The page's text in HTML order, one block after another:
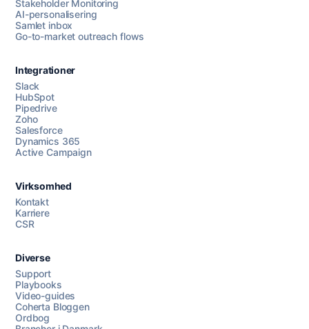
Chat med os
AI Campaign Assist
Stakeholder Monitoring
AI-personalisering
Samlet inbox
Go-to-market outreach flows
Integrationer
Slack
HubSpot
Pipedrive
Zoho
Salesforce
Dynamics 365
Active Campaign
Virksomhed
Kontakt
Karriere
CSR
Diverse
Support
Playbooks
Video-guides
Coherta Bloggen
Ordbog